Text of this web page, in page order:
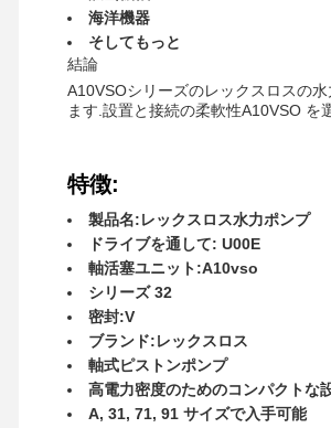
海洋機器
そしてもっと
結論
A10VSOシリーズのレックスロスの
ます.設置と接続の柔軟性A10VSO を
特徴:
製品名:レックスロス水力ポンプ
ドライブを通して: U00E
軸活塞ユニット:A10vso
シリーズ 32
密封:V
ブランド:レックスロス
軸式ピストンポンプ
高電力密度のためのコンパクトな
A, 31, 71, 91 サイズで入手可能